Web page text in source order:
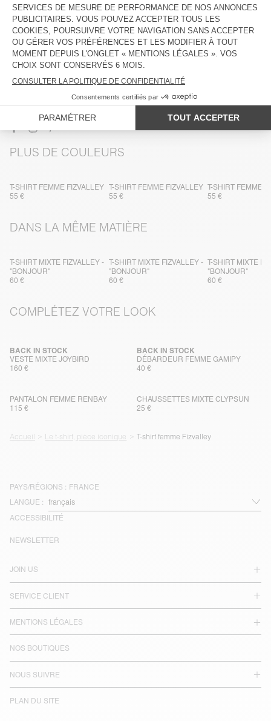
DESCRIPTION
TAILLE ET COUPE
COMPOSITION
ENTRETIEN
TRAÇABILITÉ
LIVRAISON ET RETOURS
PLUS DE COULEURS
T-SHIRT FEMME FIZVALLEY
55 €
T-SHIRT FEMME FIZVALLEY
55 €
T-SHIRT FEMME
55 €
DANS LA MÊME MATIÈRE
T-SHIRT MIXTE FIZVALLEY -
"BONJOUR"
60 €
T-SHIRT MIXTE FIZVALLEY -
"BONJOUR"
60 €
T-SHIRT MIXTE
"BONJOUR"
60 €
COMPLÉTEZ VOTRE LOOK
VESTE MIXTE JOYBIRD
BACK IN STOCK
160 €
DÉBARDEUR FEMME GAMIPY
BACK IN STOCK
40 €
PANTALON FEMME RENBAY
115 €
CHAUSSETTES MIXTE CLYPSUN
25 €
Accueil Le t-shirt, pièce iconique T-shirt femme Fizvalley
PAYS/RÉGIONS : FRANCE
LANGUE :
ACCESSIBILITÉ
JOIN US
SERVICE CLIENT
MENTIONS LÉGALES
NOS BOUTIQUES
NOUS SUIVRE
PLAN DU SITE
NEWSLETTER